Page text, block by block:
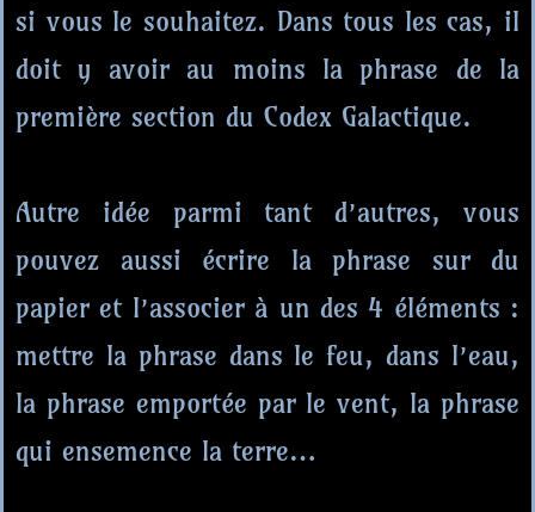
si vous le souhaitez. Dans tous les cas, il
doit y avoir au moins la phrase de la
première section du Codex Galactique.
Autre idée parmi tant d’autres, vous
pouvez aussi écrire la phrase sur du
papier et l’associer à un des 4 éléments :
mettre la phrase dans le feu, dans l’eau,
la phrase emportée par le vent, la phrase
qui ensemence la terre…